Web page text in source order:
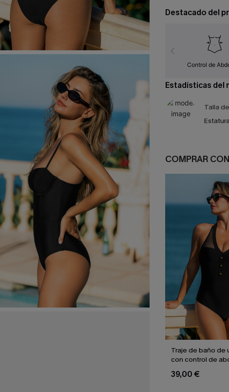
Destacado del
Control de
Estadísticas del
Talla
COMPRAR
Traje de baño de
con control de
uso diario
39,00 €